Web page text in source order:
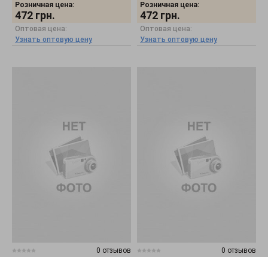
Розничная цена:
472 грн.
Оптовая цена:
Узнать оптовую цену
Розничная цена:
472 грн.
Оптовая цена:
Узнать оптовую цену
0 отзывов 0 отзывов